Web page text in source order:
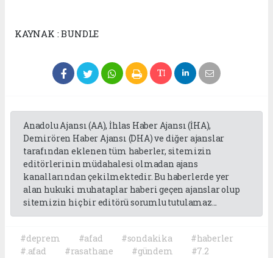
KAYNAK : BUNDLE
Anadolu Ajansı (AA), İhlas Haber Ajansı (İHA),
Demirören Haber Ajansı (DHA) ve diğer ajanslar
tarafından eklenen tüm haberler, sitemizin
editörlerinin müdahalesi olmadan ajans
kanallarından çekilmektedir. Bu haberlerde yer
alan hukuki muhataplar haberi geçen ajanslar olup
sitemizin hiç bir editörü sorumlu tutulamaz...
#deprem #afad #sondakika
#haberler
#.afad
#rasathane #gündem #7.2